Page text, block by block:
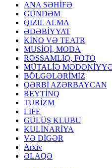
ANA SƏHİFƏ
GÜNDƏM
QIZIL ALMA
ƏDƏBİYYAT
KİNO VƏ TEATR
MUSİQİ, MODA
RƏSSAMLIQ, FOTO
MÜTALİƏ
BÖLGƏLƏRİMİZ
QƏRBİ AZƏRBAYCAN
REYTİNQ
TURİZM
LIFE
GÜLÜŞ KLUBU
KULİNARİYA
VƏ DİGƏR
Arxiv
ƏLAQƏ